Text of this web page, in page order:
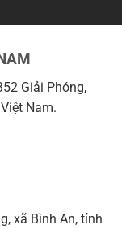
Giải Phóng,
Nam.
xã Bình An, tỉnh